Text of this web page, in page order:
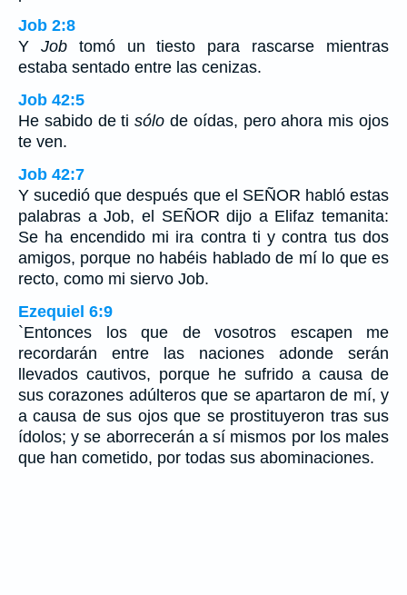
Job 2:8
Y Jobtomó un tiesto para rascarse mientras
estaba sentado entre las cenizas.
Job 42:5
He sabido de tisólo de oídas, pero ahora mis ojos
te ven.
Job 42:7
Y sucedió que después que el SEÑOR habló estas
palabras a Job, el SEÑOR dijo a Elifaz temanita:
Se ha encendido mi ira contra ti y contra tus dos
amigos, porque no habéis hablado de mí lo que es
recto, como mi siervo Job.
Ezequiel 6:9
`Entonces los que de vosotros escapen me
recordarán entre las naciones adonde serán
llevados cautivos, porque he sufrido a causa de
sus corazones adúlteros que se apartaron de mí, y
a causa de sus ojos que se prostituyeron tras sus
ídolos; y se aborrecerán a sí mismos por los males
que han cometido, por todas sus abominaciones.